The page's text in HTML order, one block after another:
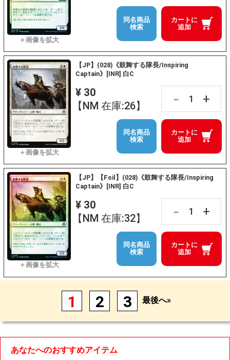
カートに
追加
同名商品
検索
【JP】(028)《鼓舞する隊長/Inspiring
Captain》[INR] 白C
¥ 30
【NM 在庫:26】
－ +
カートに
追加
同名商品
検索
【JP】【Foil】(028)《鼓舞する隊長/Inspiring
Captain》[INR] 白C
¥ 30
【NM 在庫:32】
－ +
カートに
追加
同名商品
検索
1 2 3 最後へ»
あなたへのおすすめアイテム